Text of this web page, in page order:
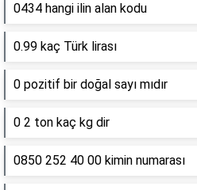
0434 hangi ilin alan kodu
0.99 kaç Türk lirası
0 pozitif bir doğal sayı mıdır
0 2 ton kaç kg dir
0850 252 40 00 kimin numarası